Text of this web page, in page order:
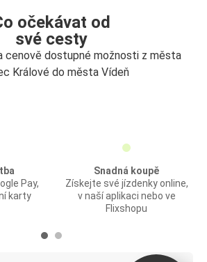
očekávat od
své cesty
cenově dostupné možnosti z města
Králové do města Vídeň
Pay,
karty
Snadná koupě
Získejte své jízdenky online,
v naší aplikaci nebo ve
Flixshopu